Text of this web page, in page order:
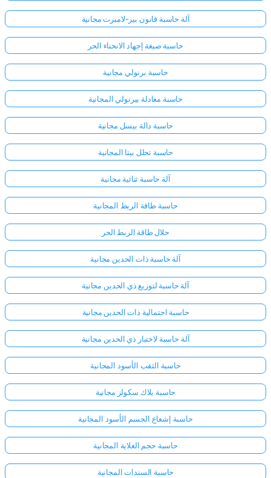
آلة حاسبة قانون بير-لامبرت مجانية
حاسبة صيغة إجهاد الانحناء الحر
حاسبة برنولي مجانية
حاسبة معادلة بيرنولي المجانية
حاسبة دالة بيسل مجانية
حاسبة تحلل بيتا المجانية
آلة حاسبة ثنائية مجانية
حاسبة طاقة الربط المجانية
حلال طاقة الربط الحر
آلة حاسبة ذات الحدين مجانية
آلة حاسبة لتوزيع ذي الحدين مجانية
حاسبة احتمالية ذات الحدين مجانية
آلة حاسبة لاختبار ذي الحدين مجانية
حاسبة الثقب الأسود المجانية
حاسبة بلاك سكولز مجانية
حاسبة إشعاع الجسم الأسود المجانية
حاسبة حجم الغلاية المجانية
حاسبة السندات المجانية